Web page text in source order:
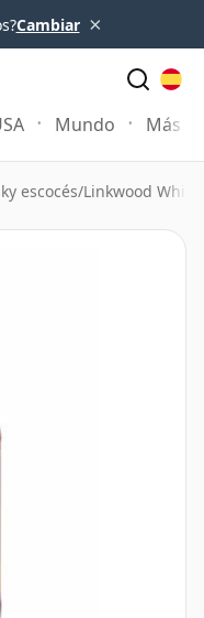
Cambiar ×
Mundo Más
escocés/Linkwood